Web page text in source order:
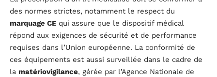
des normes strictes, notamment le respect du
marquage CE qui assure que le dispositif médical
répond aux exigences de sécurité et de performance
requises dans l’Union européenne. La conformité de
ces équipements est aussi surveillée dans le cadre de
la matériovigilance, gérée par l’Agence Nationale de